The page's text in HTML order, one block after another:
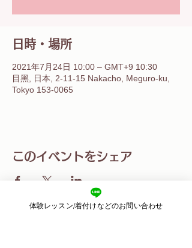
日時・場所
2021年7月24日 10:00 – GMT+9 10:30
目黑, 日本, 2-11-15 Nakacho, Meguro-ku,
Tokyo 153-0065
このイベントをシェア
体験レッスン/着付けなどのお問い合わせ